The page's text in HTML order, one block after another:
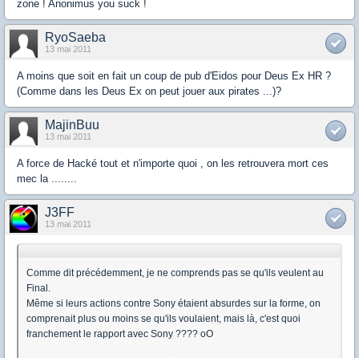
zone ! Anonimus you suck !
RyoSaeba
13 mai 2011
A moins que soit en fait un coup de pub d'Eidos pour Deus Ex HR ?
(Comme dans les Deus Ex on peut jouer aux pirates ...)?
MajinBuu
13 mai 2011
A force de Hacké tout et n'importe quoi , on les retrouvera mort ces
mec la ........
J3FF
13 mai 2011
Comme dit précédemment, je ne comprends pas se qu'ils veulent au
Final.
Même si leurs actions contre Sony étaient absurdes sur la forme, on
comprenait plus ou moins se qu'ils voulaient, mais là, c'est quoi
franchement le rapport avec Sony ???? oO